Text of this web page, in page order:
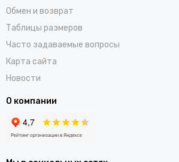
Обмен и возврат
Таблицы размеров
Часто задаваемые вопросы
Карта сайта
Новости
О компании